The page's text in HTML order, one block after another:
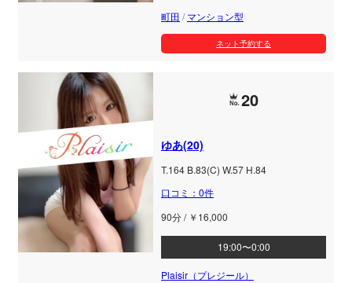
町田 /マンション型
ネット予約する
20
ゆあ(20)
T.164 B.83(C) W.57 H.84
口コミ：0件
90分 / ￥16,000
19:00〜0:00
Plaisir（プレジール）